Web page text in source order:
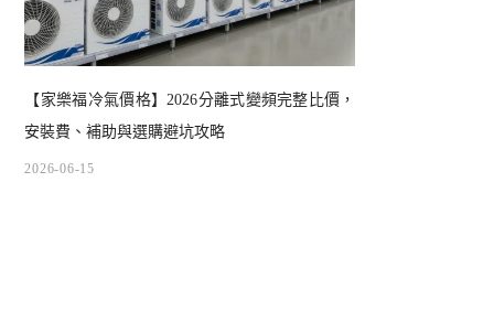
【家樂福冷氣價格】2026分離式變頻完整比價，
安裝費、補助與選購避坑攻略
2026-06-15